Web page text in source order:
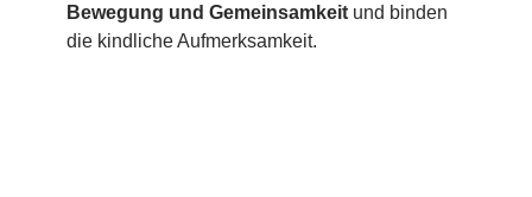
Bewegung und Gemeinsamkeit und binden
die kindliche Aufmerksamkeit.